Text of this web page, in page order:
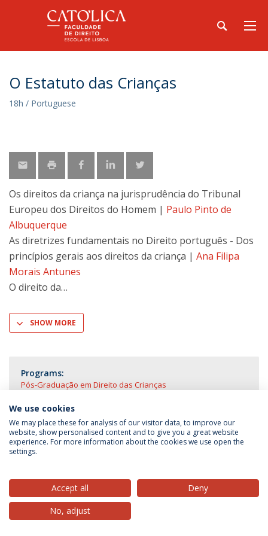
O Estatuto das Crianças
18h / Portuguese
Os direitos da criança na jurisprudência do Tribunal
Europeu dos Direitos do Homem | Paulo Pinto de
Albuquerque
As diretrizes fundamentais no Direito português - Dos
princípios gerais aos direitos da criança | Ana Filipa
Morais Antunes
O direito da
SHOW MORE
Programs:
Pós-Graduação em Direito das Crianças
Privacy Policy Terms & Conditions Rights of Data Subjects
© 2026 Universidade Católica Portuguesa
We use cookies
We may place these for analysis of our visitor data, to improve our
website, show personalised content and to give you a great website
experience. For more information about the cookies we use open the
settings.
Accept all
Deny
No, adjust